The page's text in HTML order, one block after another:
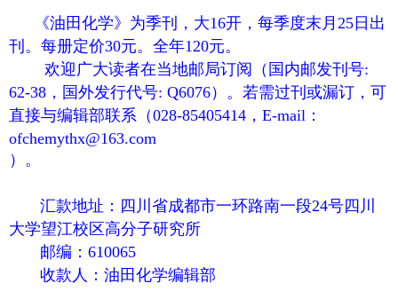
《油田化学》为季刊，大16开，每季度末月25日出
刊。每册定价30元。全年120元。
欢迎广大读者在当地邮局订阅（国内邮发刊号:
62-38，国外发行代号: Q6076）。若需过刊或漏订，可
直接与编辑部联系（028-85405414，E-mail：
ofchemythx@163.com
）。
汇款地址：四川省成都市一环路南一段24号四川
大学望江校区高分子研究所
邮编：610065
收款人：油田化学编辑部